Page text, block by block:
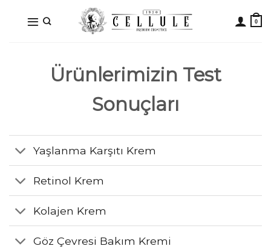
Ürünlerimizin Test
Sonuçları
Yaşlanma Karşıtı Krem
Retinol Krem
Kolajen Krem
Göz Çevresi Bakım Kremi